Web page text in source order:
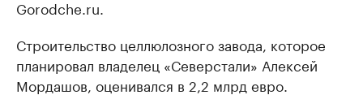
Gorodche.ru.
Строительство целлюлозного завода, которое
планировал владелец «Северстали» Алексей
Мордашов, оценивался в 2,2 млрд евро.